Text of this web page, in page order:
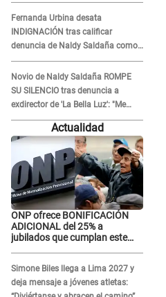
Fernanda Urbina desata
INDIGNACIÓN tras calificar
denuncia de Naldy Saldaña como
'acto bochornoso': "No es justo
atacar a otra mujer"
Novio de Naldy Saldaña ROMPE
SU SILENCIO tras denuncia a
exdirector de 'La Bella Luz': "Me
basta con que ella esté bien"
Actualidad
ONP ofrece BONIFICACIÓN
ADICIONAL del 25% a
jubilados que cumplan este
Simone Biles llega a Lima 2027 y
deja mensaje a jóvenes atletas: